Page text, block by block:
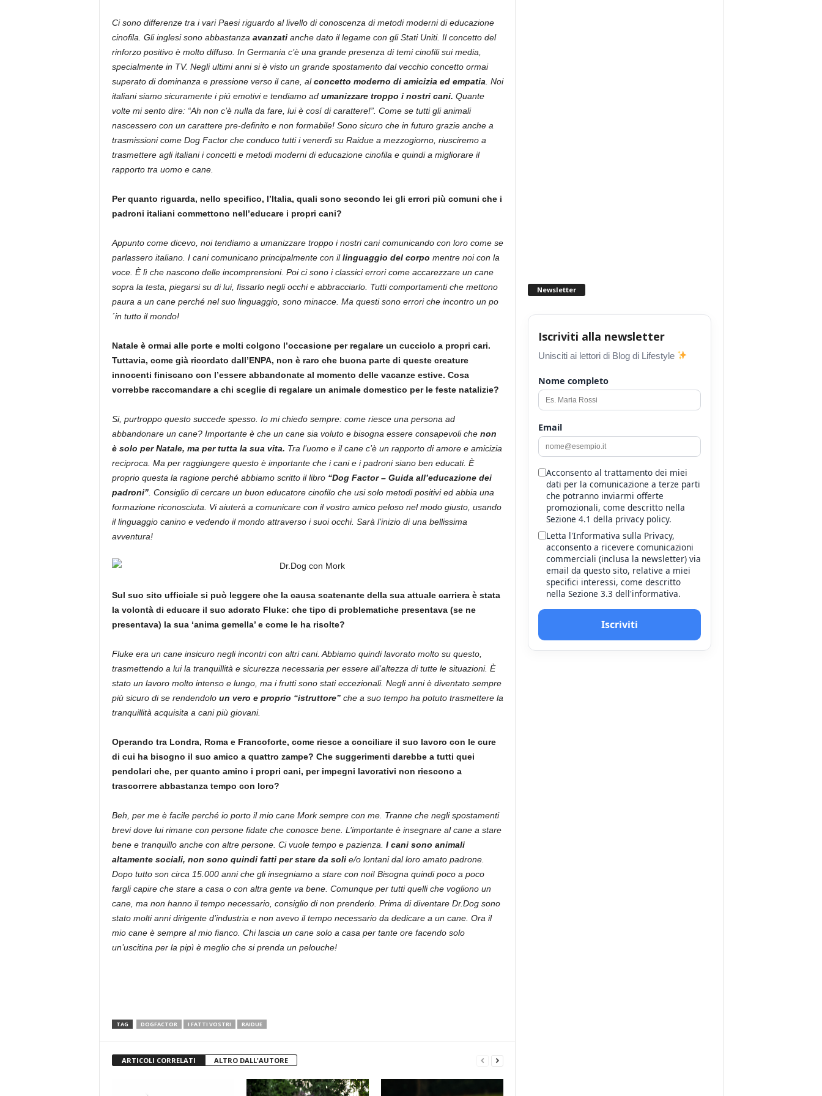
Ci sono differenze tra i vari Paesi riguardo al livello di conoscenza di metodi moderni di educazione
cinofila. Gli inglesi sono abbastanza avanzatianche dato il legame con gli Stati Uniti. Il concetto del
rinforzo positivo è molto diffuso. In Germania c’è una grande presenza di temi cinofili sui media,
specialmente in TV. Negli ultimi anni si è visto un grande spostamento dal vecchio concetto ormai
superato di dominanza e pressione verso il cane, alconcetto moderno di amicizia ed empatia . Noi
italiani siamo sicuramente i piú emotivi e tendiamo ad umanizzare troppo i nostri cani. Quante
volte mi sento dire: “Ah non c’è nulla da fare, lui è cosí di carattere!”. Come se tutti gli animali
nascessero con un carattere pre-definito e non formabile! Sono sicuro che in futuro grazie anche a
trasmissioni come Dog Factor che conduco tutti i venerdì su Raidue a mezzogiorno, riusciremo a
trasmettere agli italiani i concetti e metodi moderni di educazione cinofila e quindi a migliorare il
rapporto tra uomo e cane.
Per quanto riguarda, nello specifico, l’Italia, quali sono secondo lei gli errori più comuni che i
padroni italiani commettono nell’educare i propri cani?
Appunto come dicevo, noi tendiamo a umanizzare troppo i nostri cani comunicando con loro come se
parlassero italiano. I cani comunicano principalmente con illinguaggio del corpo mentre noi con la
voce. È lì che nascono delle incomprensioni. Poi ci sono i classici errori come accarezzare un cane
sopra la testa, piegarsi su di lui, fissarlo negli occhi e abbracciarlo. Tutti comportamenti che mettono
paura a un cane perché nel suo linguaggio, sono minacce. Ma questi sono errori che incontro un po
´in tutto il mondo!
Natale è ormai alle porte e molti colgono l’occasione per regalare un cucciolo a propri cari.
Tuttavia, come già ricordato dall’ENPA, non è raro che buona parte di queste creature
innocenti finiscano con l’essere abbandonate al momento delle vacanze estive. Cosa
vorrebbe raccomandare a chi sceglie di regalare un animale domestico per le feste natalizie?
Si, purtroppo questo succede spesso. Io mi chiedo sempre: come riesce una persona ad
abbandonare un cane? Importante è che un cane sia voluto e bisogna essere consapevoli che non
è solo per Natale, ma per tutta la sua vita. Tra l’uomo e il cane c’è un rapporto di amore e amicizia
reciproca. Ma per raggiungere questo è importante che i cani e i padroni siano ben educati. È
proprio questa la ragione perché abbiamo scritto il libro “Dog Factor – Guida all’educazione dei
padroni”. Consiglio di cercare un buon educatore cinofilo che usi solo metodi positivi ed abbia una
formazione riconosciuta. Vi aiuterà a comunicare con il vostro amico peloso nel modo giusto, usando
il linguaggio canino e vedendo il mondo attraverso i suoi occhi. Sarà l’inizio di una bellissima
avventura!
Sul suo sito ufficiale si può leggere che la causa scatenante della sua attuale carriera è stata
la volontà di educare il suo adorato Fluke: che tipo di problematiche presentava (se ne
presentava) la sua ‘anima gemella’ e come le ha risolte?
Fluke era un cane insicuro negli incontri con altri cani. Abbiamo quindi lavorato molto su questo,
trasmettendo a lui la tranquillità e sicurezza necessaria per essere all’altezza di tutte le situazioni. È
stato un lavoro molto intenso e lungo, ma i frutti sono stati eccezionali. Negli anni è diventato sempre
più sicuro di se rendendolo un vero e proprio “istruttore”che a suo tempo ha potuto trasmettere la
tranquillità acquisita a cani più giovani.
Operando tra Londra, Roma e Francoforte, come riesce a conciliare il suo lavoro con le cure
di cui ha bisogno il suo amico a quattro zampe? Che suggerimenti darebbe a tutti quei
pendolari che, per quanto amino i propri cani, per impegni lavorativi non riescono a
trascorrere abbastanza tempo con loro?
Beh, per me è facile perché io porto il mio cane Mork sempre con me. Tranne che negli spostamenti
brevi dove lui rimane con persone fidate che conosce bene. L’importante è insegnare al cane a stare
bene e tranquillo anche con altre persone. Ci vuole tempo e pazienza. I cani sono animali
altamente sociali, non sono quindi fatti per stare da solie/o lontani dal loro amato padrone.
Dopo tutto son circa 15.000 anni che gli insegniamo a stare con noi! Bisogna quindi poco a poco
fargli capire che stare a casa o con altra gente va bene. Comunque per tutti quelli che vogliono un
cane, ma non hanno il tempo necessario, consiglio di non prenderlo. Prima di diventare Dr.Dog sono
stato molti anni dirigente d’industria e non avevo il tempo necessario da dedicare a un cane. Ora il
mio cane è sempre al mio fianco. Chi lascia un cane solo a casa per tante ore facendo solo
un’uscitina per la pipì è meglio che si prenda un pelouche!
TAG DOGFACTOR I FATTI VOSTRI RAIDUE
ARTICOLI CORRELATI ALTRO DALL'AUTORE
Newsletter
Iscriviti alla newsletter
Unisciti ai lettori di Blog di Lifestyle
Nome completo
Email
Acconsento al trattamento dei miei
dati per la comunicazione a terze parti
che potranno inviarmi offerte
promozionali, come descritto nella
Sezione 4.1 della privacy policy.
Letta l'Informativa sulla Privacy,
acconsento a ricevere comunicazioni
commerciali (inclusa la newsletter) via
email da questo sito, relative a miei
specifici interessi, come descritto
nella Sezione 3.3 dell'informativa.
Iscriviti